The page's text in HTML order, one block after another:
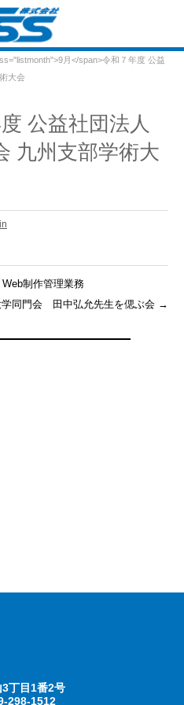
月</span>令和７年度 公益
大会
公益社団法人
九州支部学術大
制作管理業務
学同門会 田中弘允先生を偲ぶ会 →
丁目1番2号
298-1512